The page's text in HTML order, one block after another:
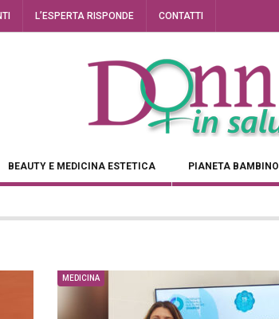
L’ESPERTA RISPONDE CONTATTI
BEAUTY E MEDICINA ESTETICA PIANETA BAMBINO
MEDICINA